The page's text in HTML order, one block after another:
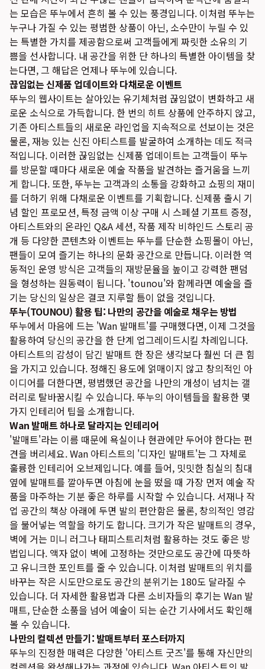
는 모습은 뚜누에서 흔히 볼 수 있는 풍경입니다. 이처럼 뚜누는
누구나 가질 수 있는 평범한 상품이 아닌, 소수만이 누릴 수 있
는 특별한 가치를 제공함으로써 고객들에게 짜릿한 소유의 기
쁨을 선사합니다. 내 공간을 위한 단 하나의 특별한 아이템을 찾
는다면, 그 해답은 언제나 뚜누에 있습니다.
끊임없는 신제품 업데이트와 다채로운 이벤트
뚜누의 웹사이트는 살아있는 유기체처럼 끊임없이 변화하고 새
로운 소식으로 가득합니다. 한 번의 히트 상품에 안주하지 않고,
기존 아티스트들의 새로운 라인업을 지속적으로 선보이는 것은
물론, 재능 있는 신진 아티스트를 발굴하여 소개하는 데도 적극
적입니다. 이러한 끊임없는 신제품 업데이트는 고객들이 뚜누
를 방문할 때마다 새로운 예술 작품을 발견하는 즐거움을 느끼
게 합니다. 또한, 뚜누는 고객과의 소통을 강화하고 쇼핑의 재미
를 더하기 위해 다채로운 이벤트를 기획합니다. 신제품 출시 기
념 할인 프로모션, 특정 금액 이상 구매 시 스페셜 기프트 증정,
아티스트와의 온라인 Q&A 세션, 작품 제작 비하인드 스토리 공
개 등 다양한 콘텐츠와 이벤트는 뚜누를 단순한 쇼핑몰이 아닌,
팬들이 모여 즐기는 하나의 문화 공간으로 만듭니다. 이러한 역
동적인 운영 방식은 고객들의 재방문율을 높이고 강력한 팬덤
을 형성하는 원동력이 됩니다. 'tounou'와 함께라면 예술을 즐
기는 당신의 일상은 결코 지루할 틈이 없을 것입니다.
뚜누(TOUNOU) 활용 팁: 나만의 공간을 예술로 채우는 방법
뚜누에서 마음에 드는 'Wan 발매트'를 구매했다면, 이제 그것을
활용하여 당신의 공간을 한 단계 업그레이드시킬 차례입니다.
아티스트의 감성이 담긴 발매트 한 장은 생각보다 훨씬 더 큰 힘
을 가지고 있습니다. 정해진 용도에 얽매이지 않고 창의적인 아
이디어를 더한다면, 평범했던 공간을 나만의 개성이 넘치는 갤
러리로 탈바꿈시킬 수 있습니다. 뚜누의 아이템들을 활용한 몇
가지 인테리어 팁을 소개합니다.
Wan 발매트 하나로 달라지는 인테리어
'발매트'라는 이름 때문에 욕실이나 현관에만 두어야 한다는 편
견을 버리세요. Wan 아티스트의 '디자인 발매트'는 그 자체로
훌륭한 인테리어 오브제입니다. 예를 들어, 밋밋한 침실의 침대
옆에 발매트를 깔아두면 아침에 눈을 떴을 때 가장 먼저 예술 작
품을 마주하는 기분 좋은 하루를 시작할 수 있습니다. 서재나 작
업 공간의 책상 아래에 두면 발의 편안함은 물론, 창의적인 영감
을 불어넣는 역할을 하기도 합니다. 크기가 작은 발매트의 경우,
벽에 거는 미니 러그나 태피스트리처럼 활용하는 것도 좋은 방
법입니다. 액자 없이 벽에 고정하는 것만으로도 공간에 따뜻하
고 유니크한 포인트를 줄 수 있습니다. 이처럼 발매트의 위치를
바꾸는 작은 시도만으로도 공간의 분위기는 180도 달라질 수
있습니다. 더 자세한 활용법과 다른 소비자들의 후기는 Wan 발
매트, 단순한 소품을 넘어 예술이 되는 순간 기사에서도 확인해
볼 수 있습니다.
나만의 컬렉션 만들기: 발매트부터 포스터까지
뚜누의 진정한 매력은 다양한 '아티스트 굿즈'를 통해 자신만의